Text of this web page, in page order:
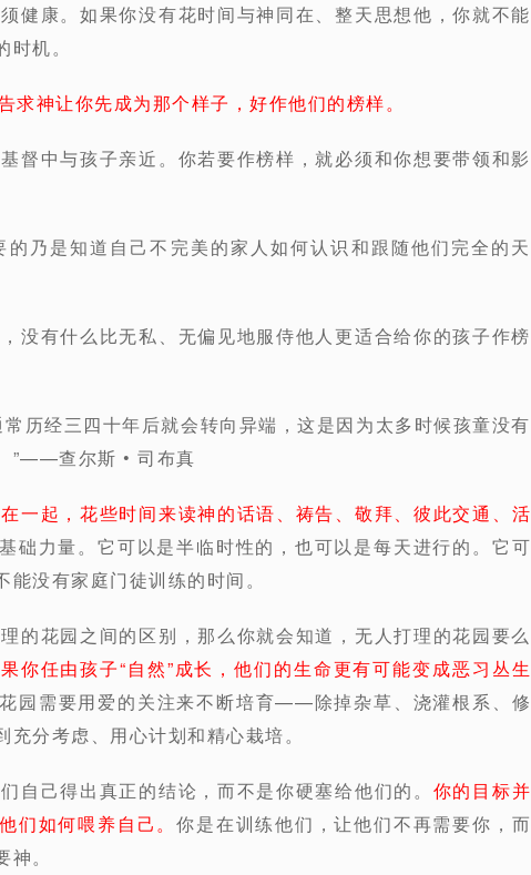
健康。如果你没有花时间与神同在、整天思想他，你就不能
机。
神让你先成为那个样子，好作他们的榜样。
督中与孩子亲近。你若要作榜样，就必须和你想要带领和影
乃是知道自己不完美的家人如何认识和跟随他们完全的天
没有什么比无私、无偏见地服侍他人更适合给你的孩子作榜
历经三四十年后就会转向异端，这是因为太多时候孩童没有
”——查尔斯 • 司布真
一起，花些时间来读神的话语、祷告、敬拜、彼此交通、活
础力量。它可以是半临时性的，也可以是每天进行的。它可
没有家庭门徒训练的时间。
的花园之间的区别，那么你就会知道，无人打理的花园要么
你任由孩子“自然”成长，他们的生命更有可能变成恶习丛生
园需要用爱的关注来不断培育——除掉杂草、浇灌根系、修
分考虑、用心计划和精心栽培。
自己得出真正的结论，而不是你硬塞给他们的。 你的目标并
们如何喂养自己。你是在训练他们，让他们不再需要你，而
。